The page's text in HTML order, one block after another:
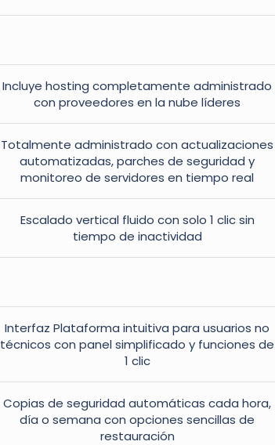
Incluye hosting completamente administrado
con proveedores en la nube líderes
Totalmente administrado con actualizaciones
automatizadas, parches de seguridad y
monitoreo de servidores en tiempo real
Escalado vertical fluido con solo 1 clic sin
tiempo de inactividad
Interfaz Plataforma intuitiva para usuarios no
técnicos con panel simplificado y funciones de
1 clic
Copias de seguridad automáticas cada hora,
día o semana con opciones sencillas de
restauración